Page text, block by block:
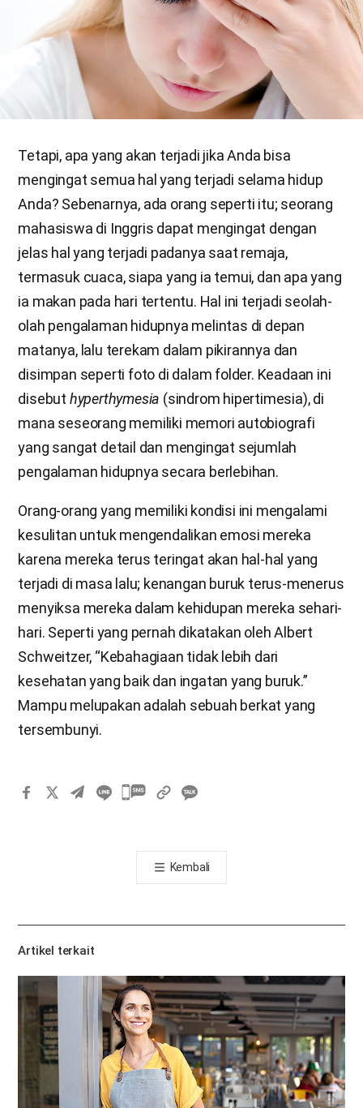
Tetapi, apa yang akan terjadi jika Anda bisa
mengingat semua hal yang terjadi selama hidup
Anda? Sebenarnya, ada orang seperti itu; seorang
mahasiswa di Inggris dapat mengingat dengan
jelas hal yang terjadi padanya saat remaja,
termasuk cuaca, siapa yang ia temui, dan apa yang
ia makan pada hari tertentu. Hal ini terjadi seolah-
olah pengalaman hidupnya melintas di depan
matanya, lalu terekam dalam pikirannya dan
disimpan seperti foto di dalam folder. Keadaan ini
disebut hyperthymesia (sindrom hipertimesia), di
mana seseorang memiliki memori autobiografi
yang sangat detail dan mengingat sejumlah
pengalaman hidupnya secara berlebihan.
Orang-orang yang memiliki kondisi ini mengalami
kesulitan untuk mengendalikan emosi mereka
karena mereka terus teringat akan hal-hal yang
terjadi di masa lalu; kenangan buruk terus-menerus
menyiksa mereka dalam kehidupan mereka sehari-
hari. Seperti yang pernah dikatakan oleh Albert
Schweitzer, “Kebahagiaan tidak lebih dari
kesehatan yang baik dan ingatan yang buruk.”
Mampu melupakan adalah sebuah berkat yang
tersembunyi.
카
톡
공
기
Kembali
Artikel terkait